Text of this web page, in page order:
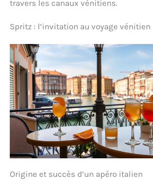
travers les canaux vénitiens.
Spritz : l’invitation au voyage vénitien
Origine et succès d’un apéro italien